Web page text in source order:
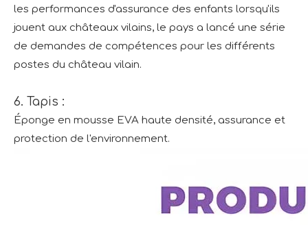
les performances d'assurance des enfants lorsqu'ils
jouent aux châteaux vilains, le pays a lancé une série
de demandes de compétences pour les différents
postes du château vilain.
6. Tapis :
Éponge en mousse EVA haute densité, assurance et
protection de l'environnement.